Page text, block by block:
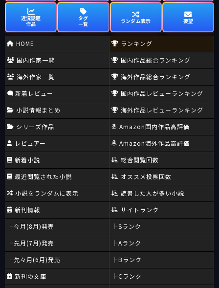
近況話題
作品
タグ
一覧
ランダム表示 要望
HOME
国内作家一覧
海外作家一覧
新着レビュー
小説情報まとめ
シリーズ作品
レビュアー
新着小説
最近閲覧された小説
小説をランダムに表示
新刊情報
今月(8月)発売
先月(7月)発売
先々月(6月)発売
新刊の文庫
ランキング
国内作品総合ランキング
海外作品総合ランキング
国内作品レビューランキング
海外作品レビューランキング
Amazon国内作品高評価
Amazon海外作品高評価
総合閲覧回数
オススメ投票回数
読書した人が多い小説
サイトランク
Sランク
Aランク
Bランク
Cランク